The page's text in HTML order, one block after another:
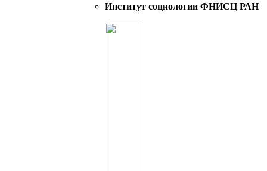
Институт социологии ФНИСЦ РАН